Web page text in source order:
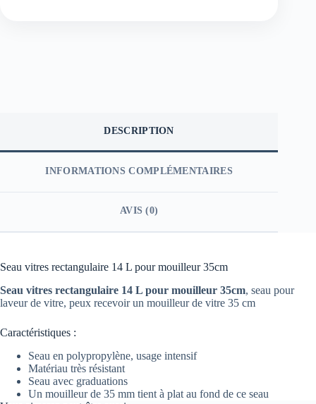
DESCRIPTION
INFORMATIONS COMPLÉMENTAIRES
AVIS (0)
Seau vitres rectangulaire 14 L pour mouilleur 35cm
Seau vitres rectangulaire 14 L pour mouilleur 35cm, seau pour
laveur de vitre, peux recevoir un mouilleur de vitre 35 cm
Caractéristiques :
Seau en polypropylène, usage intensif
Matériau très résistant
Seau avec graduations
Un mouilleur de 35 mm tient à plat au fond de ce seau